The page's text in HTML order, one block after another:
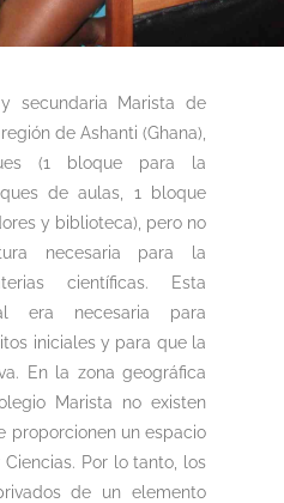
secundaria Marista de
de Ashanti (Ghana),
(1 bloque para la
de aulas, 1 bloque
y biblioteca), pero no
necesaria para la
científicas. Esta
era necesaria para
iniciales y para que la
En la zona geográfica
Marista no existen
proporcionen un espacio
Por lo tanto, los
de un elemento